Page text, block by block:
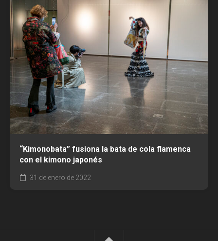
“Kimonobata” fusiona la bata de cola flamenca
con el kimono japonés
31 de enero de 2022